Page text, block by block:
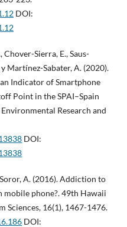
DOI:
Chover-Sierra, E., Saus-
Martínez-Sabater, A. (2020).
Indicator of Smartphone
Point in the SPAI–Spain
Research and
DOI:
A. (2016). Addiction to
phone?. 49th Hawaii
Sciences, 16(1), 1467-1476.
DOI: